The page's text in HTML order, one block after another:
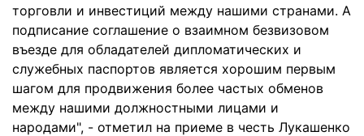
торговли и инвестиций между нашими странами. А
подписание соглашение о взаимном безвизовом
въезде для обладателей дипломатических и
служебных паспортов является хорошим первым
шагом для продвижения более частых обменов
между нашими должностными лицами и
народами", - отметил на приеме в честь Лукашенко